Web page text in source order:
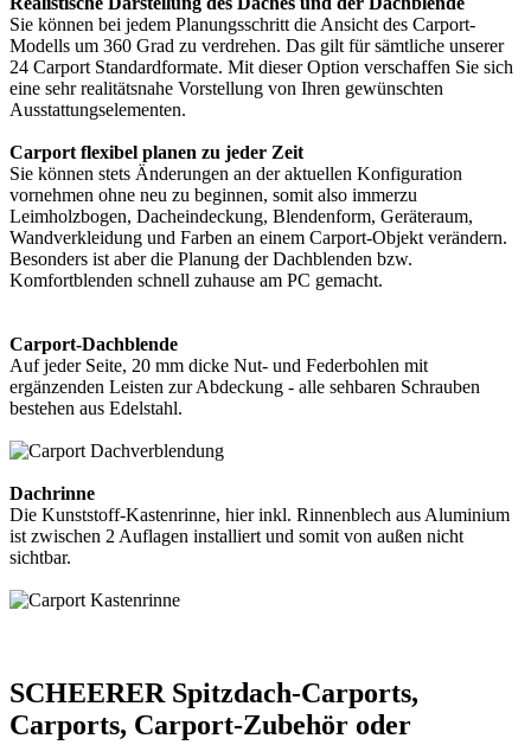
Sie können bei jedem Planungsschritt die Ansicht des Carport-
Modells um 360 Grad zu verdrehen. Das gilt für sämtliche unserer
24 Carport Standardformate. Mit dieser Option verschaffen Sie sich
eine sehr realitätsnahe Vorstellung von Ihren gewünschten
Ausstattungselementen.
Carport flexibel planen zu jeder Zeit
Sie können stets Änderungen an der aktuellen Konfiguration
vornehmen ohne neu zu beginnen, somit also immerzu
Leimholzbogen, Dacheindeckung, Blendenform, Geräteraum,
Wandverkleidung und Farben an einem Carport-Objekt verändern.
Besonders ist aber die Planung der Dachblenden bzw.
Komfortblenden schnell zuhause am PC gemacht.
Carport-Dachblende
Auf jeder Seite, 20 mm dicke Nut- und Federbohlen mit
ergänzenden Leisten zur Abdeckung - alle sehbaren Schrauben
bestehen aus Edelstahl.
Dachrinne
Die Kunststoff-Kastenrinne, hier inkl. Rinnenblech aus Aluminium
ist zwischen 2 Auflagen installiert und somit von außen nicht
sichtbar.
SCHEERER Spitzdach-Carports,
Carports, Carport-Zubehör oder